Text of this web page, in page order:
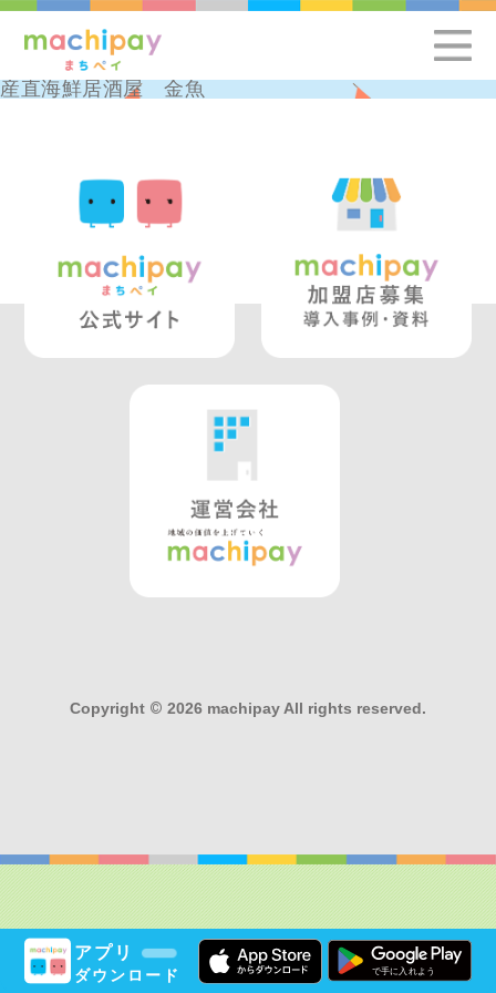
アプリ
ダウンロード
産直海鮮居酒屋 金魚
Copyright © 2026 machipay All rights reserved.